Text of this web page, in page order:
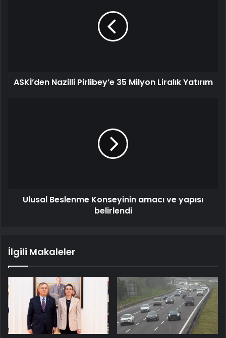
ASKİ’den Nazilli Pirlibey’e 35 Milyon Liralık Yatırım
Ulusal Beslenme Konseyinin amacı ve yapısı
belirlendi
İlgili Makaleler